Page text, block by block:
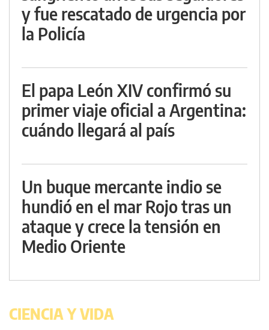
y fue rescatado de urgencia por
la Policía
El papa León XIV confirmó su
primer viaje oficial a Argentina:
cuándo llegará al país
Un buque mercante indio se
hundió en el mar Rojo tras un
ataque y crece la tensión en
Medio Oriente
CIENCIA Y VIDA